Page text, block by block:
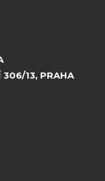
306/13, PRAHA